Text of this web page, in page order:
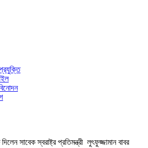
সাবেক স্বরাষ্ট্র প্রতিমন্ত্রী লুৎফুজ্জামান বাবর